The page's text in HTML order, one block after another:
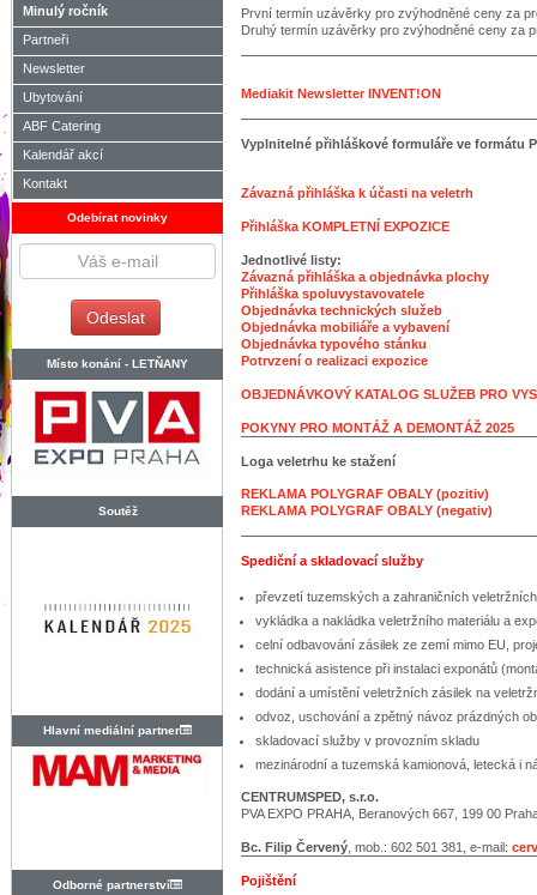
Minulý ročník
Partneři
Newsletter
Ubytování
ABF Catering
Kalendář akcí
Kontakt
Odebírat novinky
Místo konání - LETŇANY
Soutěž
Hlavní mediální partner
Odborné partnerství
První termín uzávěrky pro zvýhodněné ceny za
Druhý termín uzávěrky pro zvýhodněné ceny za
Mediakit Newsletter INVENT!ON
Vyplnitelné přihláškové formuláře ve formátu
Závazná přihláška k účasti na veletrh
Přihláška KOMPLETNÍ EXPOZICE
Jednotlivé listy:
Závazná přihláška a objednávka plochy
Přihláška spoluvystavovatele
Objednávka technických služeb
Objednávka mobiliáře a vybavení
Objednávka typového stánku
Potrvzení o realizaci expozice
OBJEDNÁVKOVÝ KATALOG SLUŽEB PRO
POKYNY PRO MONTÁŽ A DEMONTÁŽ 2025
Loga veletrhu ke stažení
REKLAMA POLYGRAF OBALY (pozitiv)
REKLAMA POLYGRAF OBALY (negativ)
Spediční a skladovací služby
převzetí tuzemských a zahraničních
vykládka a nakládka veletržního materiálu a
celní odbavování zásilek ze zemí mimo EU,
technická asistence při instalaci exponátů
dodání a umístění veletržních zásilek na
odvoz, uschování a zpětný návoz prázdných
skladovací služby v provozním skladu
mezinárodní a tuzemská kamionová, letecká i
CENTRUMSPED, s.r.o.
PVA EXPO PRAHA, Beranových 667, 199 00
Bc. Filip Červený , mob.: 602 501 381, e-mail:
Pojištění